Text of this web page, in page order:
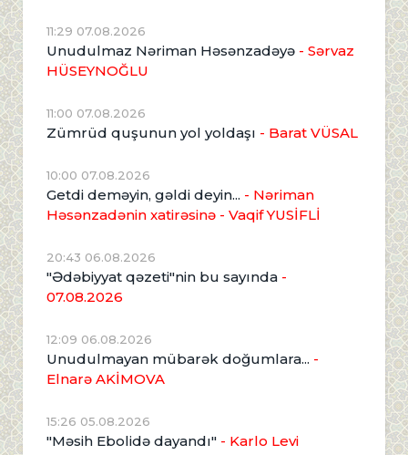
11:29 07.08.2026
Unudulmaz Nəriman Həsənzadəyə - Sərvaz
HÜSEYNOĞLU
11:00 07.08.2026
Zümrüd quşunun yol yoldaşı - Barat VÜSAL
10:00 07.08.2026
Getdi deməyin, gəldi deyin... - Nəriman
Həsənzadənin xatirəsinə - Vaqif YUSİFLİ
20:43 06.08.2026
"Ədəbiyyat qəzeti"nin bu sayında -
07.08.2026
12:09 06.08.2026
Unudulmayan mübarək doğumlara... -
Elnarə AKİMOVA
15:26 05.08.2026
"Məsih Ebolidə dayandı" - Karlo Levi